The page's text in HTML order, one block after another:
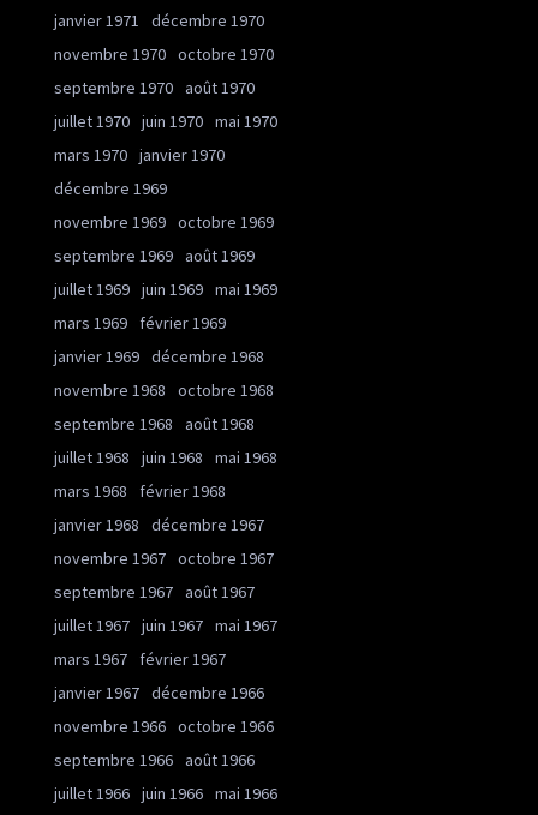
janvier 1971
décembre 1970
novembre 1970 octobre 1970
septembre 1970 août 1970
juillet 1970 juin 1970 mai 1970
mars 1970 janvier 1970
décembre 1969
novembre 1969 octobre 1969
septembre 1969 août 1969
juillet 1969 juin 1969 mai 1969
mars 1969
février 1969
janvier 1969 décembre 1968
novembre 1968
octobre 1968
septembre 1968
août 1968
juillet 1968
juin 1968
mai 1968
mars 1968
février 1968
janvier 1968
décembre 1967
novembre 1967 octobre 1967
septembre 1967 août 1967
juillet 1967 juin 1967 mai 1967
mars 1967
février 1967
janvier 1967 décembre 1966
novembre 1966 octobre 1966
septembre 1966 août 1966
juillet 1966 juin 1966 mai 1966